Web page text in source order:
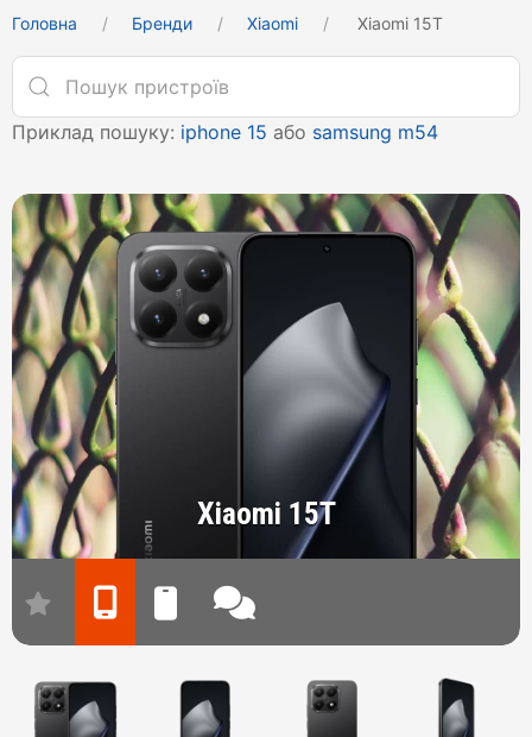
Головна Бренди Xiaomi Xiaomi 15T
Приклад пошуку: iphone 15 або samsung m54
Xiaomi 15T